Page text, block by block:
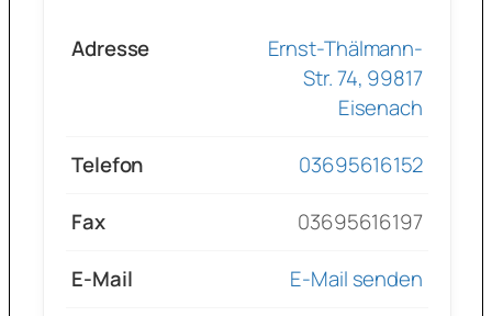
Adresse
Ernst-Thälmann-
Str. 74, 99817
Eisenach
Telefon
03695616152
Fax
03695616197
E-Mail
E-Mail senden